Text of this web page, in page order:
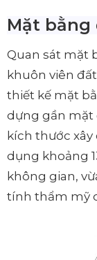
Mặt bằng
Quan sát mặt
khuôn viên
thiết kế mặt
dựng gần mặt
kích thước
dụng khoảng
không gian,
tính thẩm mỹ